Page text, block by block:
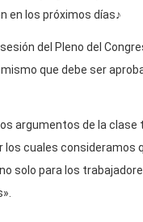
en los próximos días♪
del Pleno del
que debe ser
argumentos de la clase
cuales consideramos
solo para los